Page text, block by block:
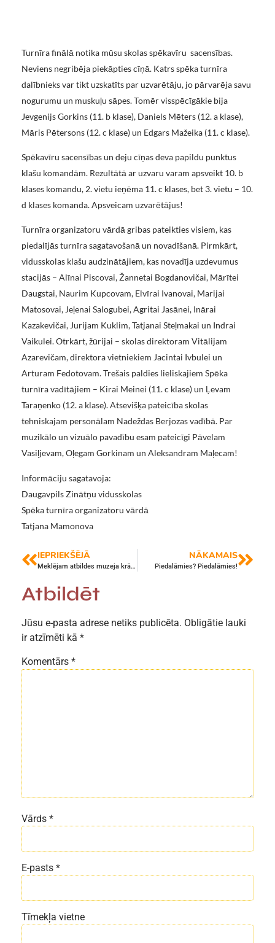
Turnīra finālā notika mūsu skolas spēkavīru sacensības.
Neviens negribēja piekāpties cīņā. Katrs spēka turnīra
dalībnieks var tikt uzskatīts par uzvarētāju, jo pārvarēja savu
nogurumu un muskuļu sāpes. Tomēr visspēcīgākie bija
Jevgenijs Gorkins (11. b klase), Daniels Mēters (12. a klase),
Māris Pētersons (12. c klase) un Edgars Mažeika (11. c klase).
Spēkavīru sacensības un deju cīņas deva papildu punktus
klašu komandām. Rezultātā ar uzvaru varam apsveikt 10. b
klases komandu, 2. vietu ieņēma 11. c klases, bet 3. vietu – 10.
d klases komanda. Apsveicam uzvarētājus!
Turnīra organizatoru vārdā gribas pateikties visiem, kas
piedalījās turnīra sagatavošanā un novadīšanā. Pirmkārt,
vidusskolas klašu audzinātājiem, kas novadīja uzdevumus
stacijās – Alīnai Piscovai, Žannetai Bogdanovičai, Mārītei
Daugstai, Naurim Kupcovam, Elvīrai Ivanovai, Marijai
Matosovai, Jeļenai Salogubei, Agritai Jasānei, Inārai
Kazakevičai, Jurijam Kuklim, Tatjanai Steļmakai un Indrai
Vaikulei. Otrkārt, žūrijai – skolas direktoram Vitālijam
Azarevičam, direktora vietniekiem Jacintai Ivbulei un
Arturam Fedotovam. Trešais paldies lieliskajiem Spēka
turnīra vadītājiem – Kirai Meinei (11. c klase) un Ļevam
Taraņenko (12. a klase). Atsevišķa pateicība skolas
tehniskajam personālam Nadeždas Berjozas vadībā. Par
muzikālo un vizuālo pavadību esam pateicīgi Pāvelam
Vasiļjevam, Oļegam Gorkinam un Aleksandram Maļecam!
Informāciju sagatavoja:
Daugavpils Zinātņu vidusskolas
Spēka turnīra organizatoru vārdā
Tatjana Mamonova
IEPRIEKŠĒJĀ
Meklējam atbildes muzeja krājumos
NĀKAMAIS
Piedalāmies? Piedalāmies!
Atbildēt
Jūsu e-pasta adrese netiks publicēta. Obligātie lauki
ir atzīmēti kā *
Komentārs *
Vārds *
E-pasts *
Tīmekļa vietne